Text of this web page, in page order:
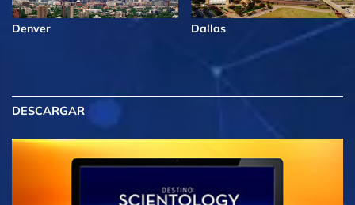
Denver Dallas
DESCARGAR